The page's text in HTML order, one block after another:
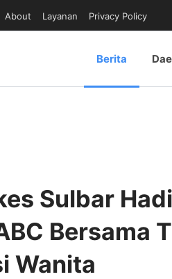
About Layanan Privacy Policy
Berita
Sulbar
Bersama
Wanita